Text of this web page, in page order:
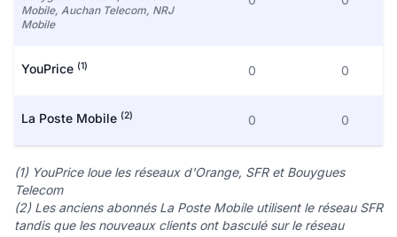
Mobile, Auchan Telecom, NRJ
Mobile
YouPrice (1) 0 0
La Poste Mobile (2) 0 0
(1) YouPrice loue les réseaux d'Orange, SFR et Bouygues
Telecom
(2) Les anciens abonnés La Poste Mobile utilisent le réseau SFR
tandis que les nouveaux clients ont basculé sur le réseau